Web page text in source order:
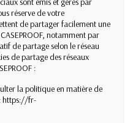
réserve de votre
de partager facilement une
notamment par
de partage selon le réseau
de partage des réseaux
:
la politique en matière de
https://fr-